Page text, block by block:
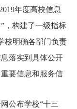
年度高校信息
，构建了一级指标
校明确各部门负责
落实到具体公开
要信息和服务信
公布学校“十三